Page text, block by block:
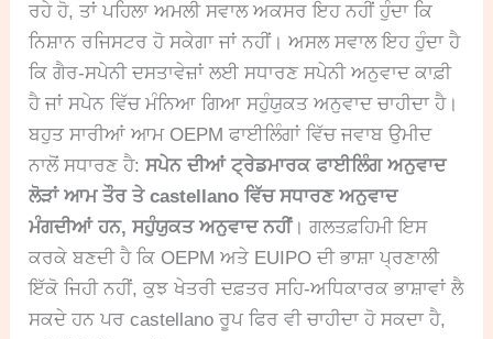
ਰਹੇ ਹੋ, ਤਾਂ ਪਹਿਲਾ ਅਮਲੀ ਸਵਾਲ ਅਕਸਰ ਇਹ ਨਹੀਂ ਹੁੰਦਾ ਕਿ
ਨਿਸ਼ਾਨ ਰਜਿਸਟਰ ਹੋ ਸਕੇਗਾ ਜਾਂ ਨਹੀਂ। ਅਸਲ ਸਵਾਲ ਇਹ ਹੁੰਦਾ ਹੈ
ਕਿ ਗੈਰ-ਸਪੇਨੀ ਦਸਤਾਵੇਜ਼ਾਂ ਲਈ ਸਧਾਰਣ ਸਪੇਨੀ ਅਨੁਵਾਦ ਕਾਫ਼ੀ
ਹੈ ਜਾਂ ਸਪੇਨ ਵਿੱਚ ਮੰਨਿਆ ਗਿਆ ਸਹੁੰਯੁਕਤ ਅਨੁਵਾਦ ਚਾਹੀਦਾ ਹੈ।
ਬਹੁਤ ਸਾਰੀਆਂ ਆਮ OEPM ਫਾਈਲਿੰਗਾਂ ਵਿੱਚ ਜਵਾਬ ਉਮੀਦ
ਨਾਲੋਂ ਸਧਾਰਣ ਹੈ:ਸਪੇਨ ਦੀਆਂ ਟ੍ਰੇਡਮਾਰਕ ਫਾਈਲਿੰਗ ਅਨੁਵਾਦ
ਲੋੜਾਂ ਆਮ ਤੌਰ ਤੇ castellano ਵਿੱਚ ਸਧਾਰਣ ਅਨੁਵਾਦ
ਮੰਗਦੀਆਂ ਹਨ, ਸਹੁੰਯੁਕਤ ਅਨੁਵਾਦ ਨਹੀਂ। ਗਲਤਫ਼ਹਿਮੀ ਇਸ
ਕਰਕੇ ਬਣਦੀ ਹੈ ਕਿ OEPM ਅਤੇ EUIPO ਦੀ ਭਾਸ਼ਾ ਪ੍ਰਣਾਲੀ
ਇੱਕੋ ਜਿਹੀ ਨਹੀਂ, ਕੁਝ ਖੇਤਰੀ ਦਫ਼ਤਰ ਸਹਿ-ਅਧਿਕਾਰਕ ਭਾਸ਼ਾਵਾਂ ਲੈ
ਸਕਦੇ ਹਨ ਪਰ castellano ਰੂਪ ਫਿਰ ਵੀ ਚਾਹੀਦਾ ਹੋ ਸਕਦਾ ਹੈ,